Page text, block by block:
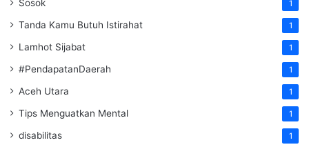
Sosok 1
Tanda Kamu Butuh Istirahat 1
Lamhot Sijabat 1
#PendapatanDaerah 1
Aceh Utara 1
Tips Menguatkan Mental 1
disabilitas 1